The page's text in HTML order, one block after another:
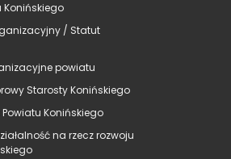
Konińskiego
/ Statut
powiatu
Starosty Konińskiego
Powiatu Konińskiego
na rzecz rozwoju